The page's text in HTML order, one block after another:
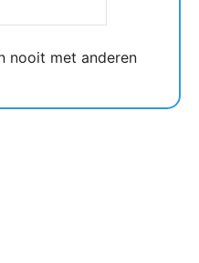
nooit met anderen